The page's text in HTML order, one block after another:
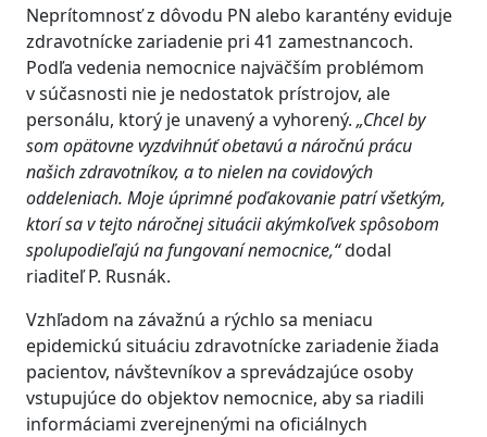
Neprítomnosť z dôvodu PN alebo karantény eviduje
zdravotnícke zariadenie pri 41 zamestnancoch.
Podľa vedenia nemocnice najväčším problémom
v súčasnosti nie je nedostatok prístrojov, ale
personálu, ktorý je unavený a vyhorený. „Chcel by
som opätovnevyzdvihnúť obetavú a náročnú prácu
našich zdravotníkov, a to nielen na covidových
oddeleniach. Moje úprimné poďakovanie patrívšetkým,
ktorí sa v tejto náročnej situácii akýmkoľvek spôsobom
spolupodieľajú na fungovaní nemocnice,“dodal
riaditeľ P. Rusnák.
Vzhľadom na závažnú a rýchlo sa meniacu
epidemickú situáciu zdravotnícke zariadenie žiada
pacientov, návštevníkov a sprevádzajúce osoby
vstupujúce do objektov nemocnice, aby sa riadili
informáciami zverejnenými na oficiálnych